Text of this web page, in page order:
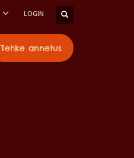
LOGIN
Tehke annetus